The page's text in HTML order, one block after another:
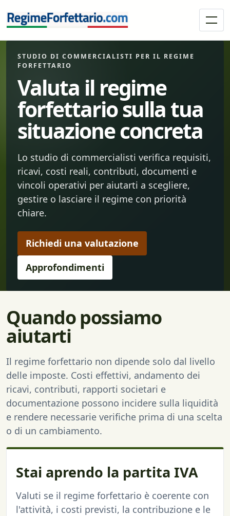
STUDIO DI COMMERCIALISTI PER IL REGIME
FORFETTARIO
Valuta il regime
forfettario sulla tua
situazione concreta
Lo studio di commercialisti verifica requisiti,
ricavi, costi reali, contributi, documenti e
vincoli operativi per aiutarti a scegliere,
gestire o lasciare il regime con priorità
chiare.
Richiedi una valutazione
Approfondimenti
Quando possiamo
aiutarti
Il regime forfettario non dipende solo dal livello
delle imposte. Costi effettivi, andamento dei
ricavi, contributi, rapporti societari e
documentazione possono incidere sulla liquidità
e rendere necessarie verifiche prima di una scelta
o di un cambiamento.
Stai aprendo la partita IVA
Valuti se il regime forfettario è coerente con
l'attività, i costi previsti, la contribuzione e le